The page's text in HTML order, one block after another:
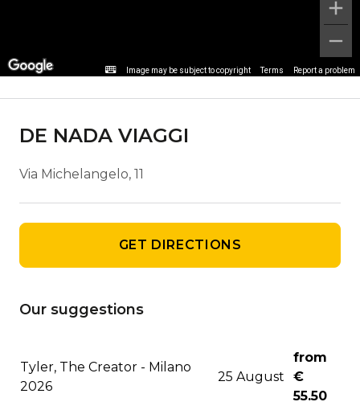
Image may be subject to copyright Terms Report a problem
Agency details
DE NADA VIAGGI
Via Michelangelo, 11
GET DIRECTIONS
Our suggestions
Tyler, The Creator - Milano
2026
25 August
from
€
55.50